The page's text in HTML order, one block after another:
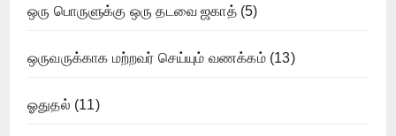
ஒரு பொருளுக்கு ஒரு தடவை ஜகாத்(5)
ஒருவருக்காக மற்றவர் செய்யும் வணக்கம்(13)
ஓதுதல் (11)